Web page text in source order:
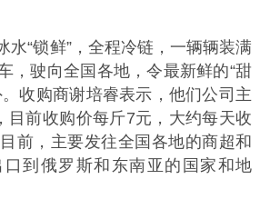
水“锁鲜”，全程冷链，一辆辆装满
，驶向全国各地，令最新鲜的“甜
收购商谢培睿表示，他们公司主
目前收购价每斤7元，大约每天收
前，主要发往全国各地的商超和
到俄罗斯和东南亚的国家和地